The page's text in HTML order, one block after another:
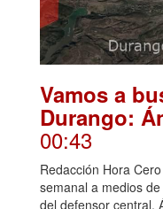
Vamos a
Durango:
00:43
Redacción Hora
semanal a medios
del defensor central,